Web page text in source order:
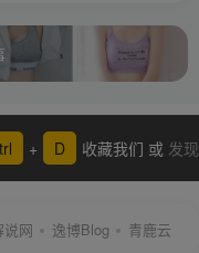
+ D 收藏我们 或 发现
说网 逸博Blog 青鹿云